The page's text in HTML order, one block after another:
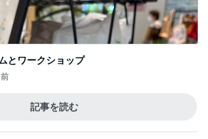
とワークショップ
記事を読む